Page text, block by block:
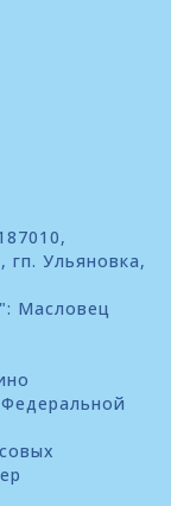
гп. Ульяновка,
Масловец